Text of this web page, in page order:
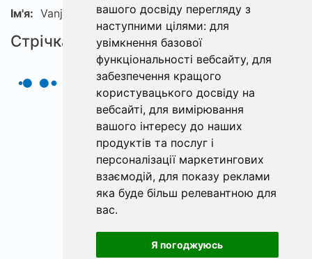
вашого досвіду перегляду з
наступними цілями: для
увімкнення базової
функціональності вебсайту, для
забезпечення кращого
користувацького досвіду на
вебсайті, для вимірювання
вашого інтересу до наших
продуктів та послуг і
персоналізації маркетингових
взаємодій, для показу реклами
яка буде більш релевантною для
вас.
Я погоджуюсь
Ім'я: Vanja
Стрічка